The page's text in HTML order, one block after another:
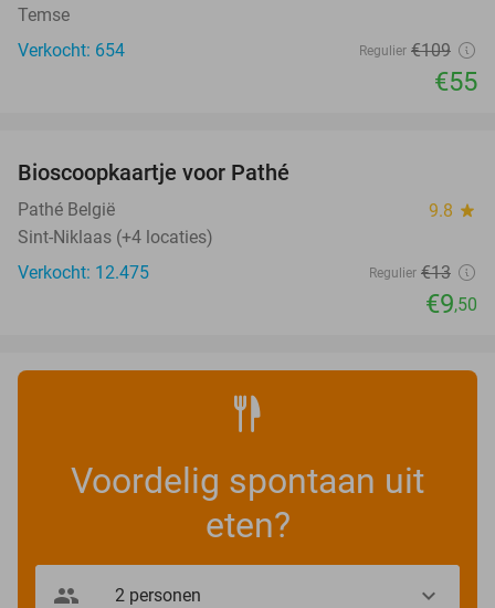
Temse
Verkocht: 654
Regulier €109
€55
Bioscoopkaartje voor Pathé
Pathé België 9.8 star
Sint-Niklaas (+4 locaties)
Verkocht: 12.475
Regulier €13
€9,50
Voordelig spontaan uit
eten?